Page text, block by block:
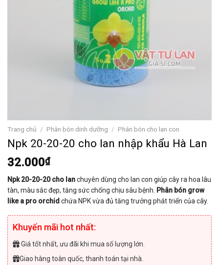
Trang chủ / Phân bón dinh dưỡng / Phân bón cho lan con
Npk 20-20-20 cho lan nhập khẩu Hà Lan
32.000₫
Npk 20-20-20 cho lanchuyên dùng cho lan con giúp cây ra hoa lâu
tàn, màu sắc đẹp, tăng sức chống chịu sâu bệnh.
Phân bón grow
like a pro orchid chứa NPK vừa đủ tăng trưởng phát triển của cây.
Khuyến mãi hot nhất:
Giá tốt nhất, ưu đãi khi mua số lượng lớn.
Giao hàng toàn quốc, thanh toán tại nhà.